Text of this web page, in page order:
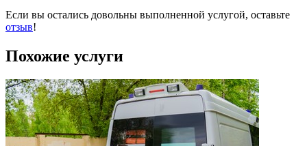
Если вы остались довольны выполненной услугой, оставьте
отзыв!
Похожие услуги